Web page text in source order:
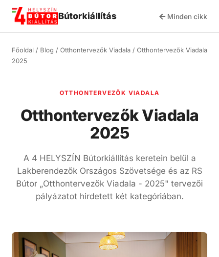
Bútorkiállítás Minden cikk
Főoldal / Blog / Otthontervezők Viadala / Otthontervezők Viadala
2025
OTTHONTERVEZŐK VIADALA
Otthontervezők Viadala
2025
A 4 HELYSZÍN Bútorkiállítás keretein belül a
Lakberendezők Országos Szövetsége és az RS
Bútor „Otthontervezők Viadala - 2025" tervezői
pályázatot hirdetett két kategóriában.